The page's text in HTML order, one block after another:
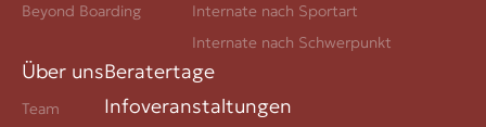
Beyond Boarding
Internate nach Sportart
Internate nach Schwerpunkt
Über uns
Team
Beratertage
Infoveranstaltungen